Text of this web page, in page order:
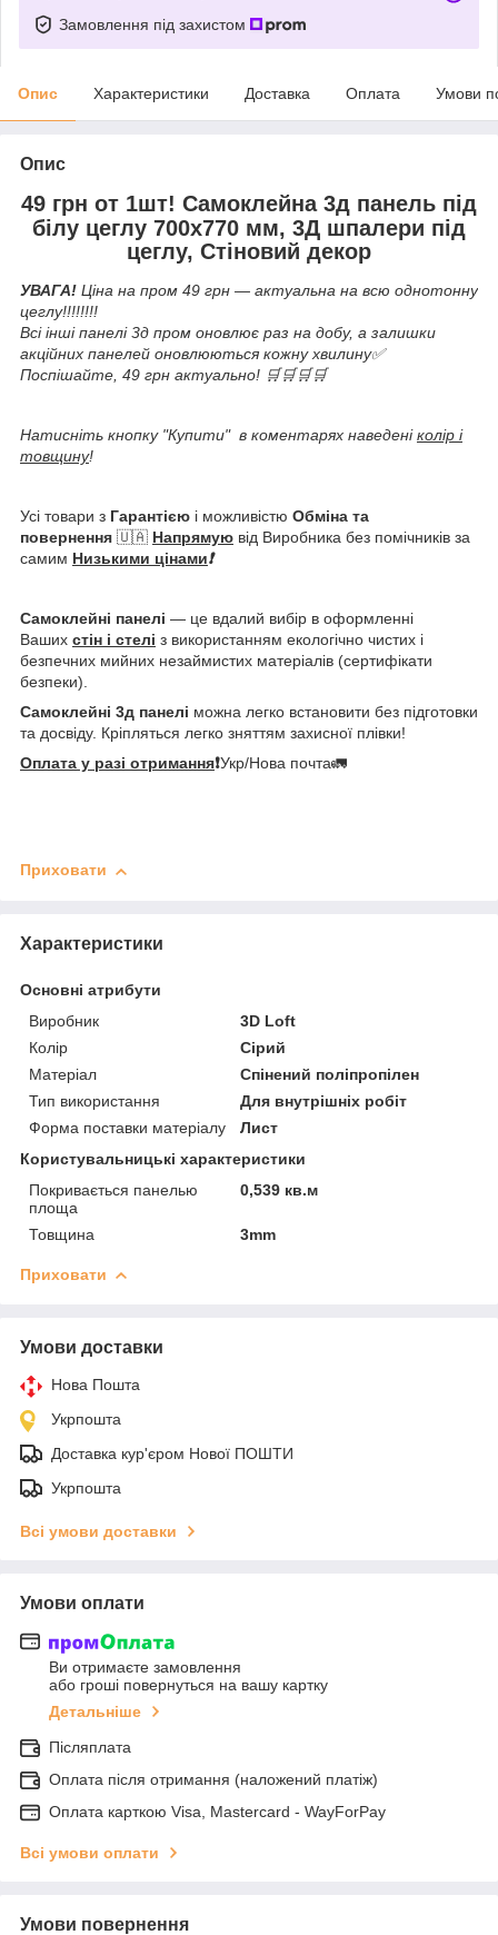
Замовлення під захистом
Опис Характеристики Доставка Оплата Умови
Опис
49 грн от 1шт! Самоклейна 3д панель під
білу цеглу 700x770 мм, 3Д шпалери під
цеглу, Стіновий декор
УВАГА! Ціна на пром 49 грн — актуальна на всю однотонну
цеглу!!!!!!!!
Всі інші панелі 3д пром оновлює раз на добу, а залишки
акційних панелей оновлюються кожну хвилину✅
Поспішайте, 49 грн актуально! 🛒🛒🛒🛒
Натисніть кнопку "Купити" в коментарях наведеніколір і
товщину!
Усі товари з Гарантією і можливістю Обміна та
повернення 🇺🇦 Напрямую від Виробника без помічників за
самим Низькими цінами❗️
Самоклейні панелі — це вдалий вибір в оформленні
Ваших стін і стелі з використанням екологічно чистих і
безпечних мийних незаймистих матеріалів (сертифікати
безпеки).
Самоклейні 3д панелі можна легко встановити без підготовки
та досвіду. Кріпляться легко зняттям захисної плівки!
Оплата у разі отримання❗️Укр/Нова почта🚛
Приховати
Характеристики
Основні атрибути
Виробник
3D Loft
Колір
Сірий
Матеріал
Спінений поліпропілен
Тип використання
Для внутрішніх робіт
Форма поставки матеріалу
Лист
Користувальницькі характеристики
Покривається панелью
площа
0,539 кв.м
Товщина 3mm
Приховати
Умови доставки
Нова Пошта
Укрпошта
Доставка кур'єром Нової ПОШТИ
Укрпошта
Всі умови доставки
Умови оплати
Ви отримаєте замовлення
або гроші повернуться на вашу картку
Детальніше
Післяплата
Оплата після отримання (наложений платіж)
Оплата карткою Visa, Mastercard - WayForPay
Всі умови оплати
Умови повернення